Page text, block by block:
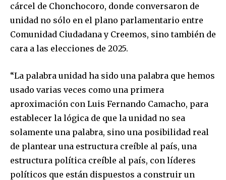
cárcel de Chonchocoro, donde conversaron de
unidad no sólo en el plano parlamentario entre
Comunidad Ciudadana y Creemos, sino también de
cara a las elecciones de 2025.
“La palabra unidad ha sido una palabra que hemos
usado varias veces como una primera
aproximación con Luis Fernando Camacho, para
establecer la lógica de que la unidad no sea
solamente una palabra, sino una posibilidad real
de plantear una estructura creíble al país, una
estructura política creíble al país, con líderes
políticos que están dispuestos a construir un